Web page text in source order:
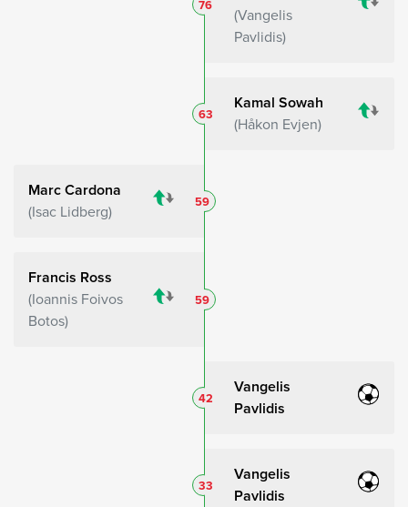
Vangelis
Pavlidis
76
Kamal Sowah
Håkon Evjen
63
Marc Cardona
Isac Lidberg
59
Francis Ross
Ioannis Foivos
Botos
59
Vangelis
Pavlidis
42
Vangelis
Pavlidis
33